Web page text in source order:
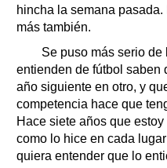
hincha la semana
más también.
Se puso más serio de
entienden de fútbol saben
año siguiente en otro, y
competencia hace que
Hace siete años que
como lo hice en cada
quiera entender que lo